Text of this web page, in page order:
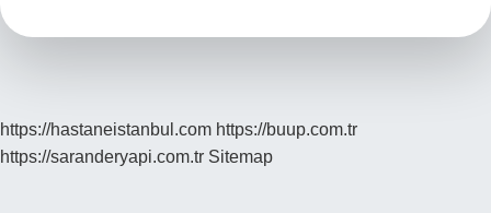
https://hastaneistanbul.com https://buup.com.tr
https://saranderyapi.com.tr Sitemap